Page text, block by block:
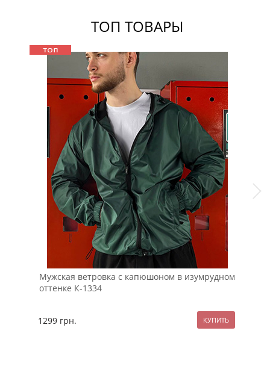
ТОП ТОВАРЫ
Мужская ветровка с капюшоном в изумрудном
оттенке К-1334
1299 грн.